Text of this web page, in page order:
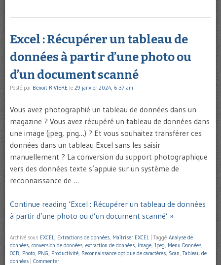
Excel : Récupérer un tableau de
données à partir d’une photo ou
d’un document scanné
Posté par Benoît RIVIERE le 29 janvier 2024, 6:37 am
Vous avez photographié un tableau de données dans un
magazine ? Vous avez récupéré un tableau de données dans
une image (jpeg, png…) ? Et vous souhaitez transférer ces
données dans un tableau Excel sans les saisir
manuellement ? La conversion du support photographique
vers des données texte s’appuie sur un système de
reconnaissance de …
Continue reading ‘Excel : Récupérer un tableau de données
à partir d’une photo ou d’un document scanné’ »
Archivé sous EXCEL Extractions de données Maîtriser EXCEL Taggé Analyse de
données conversion de données extraction de données Image Jpeg Menu Données
OCR Photo PNG Productivité Reconnaissance optique de caractères Scan Tableau de
données
Commenter